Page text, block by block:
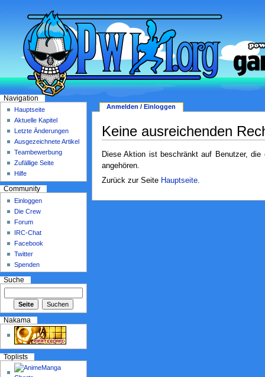
Keine ausreichenden
Diese Aktion ist beschränkt auf Benutzer, die
angehören.
Zurück zur Seite Hauptseite.
Anmelden / Einloggen
Navigation
Hauptseite
Aktuelle Kapitel
Letzte Änderungen
Ausgezeichnete Artikel
Teambewerbung
Zufällige Seite
Hilfe
Community
Einloggen
Die Crew
Forum
IRC-Chat
Facebook
Twitter
Spenden
Suche
Nakama
Toplists